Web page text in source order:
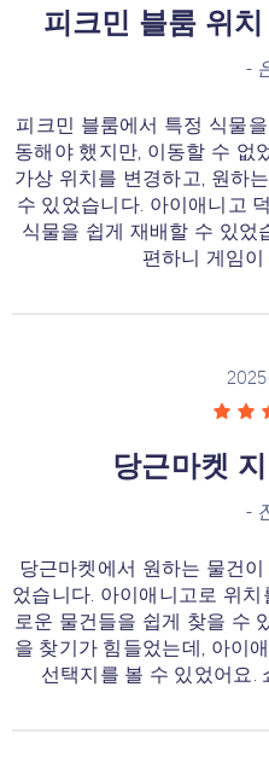
피크민 블룸 위
-
피크민 블룸에서 특정 식물
동해야 했지만, 이동할 수 없
가상 위치를 변경하고, 원하
수 있었습니다. 아이애니고
식물을 쉽게 재배할 수 있었
편하니 게임
당근마켓
-
당근마켓에서 원하는 물건
었습니다. 아이애니고로 위
로운 물건들을 쉽게 찾을 수
을 찾기가 힘들었는데, 아이
선택지를 볼 수 있었어요.